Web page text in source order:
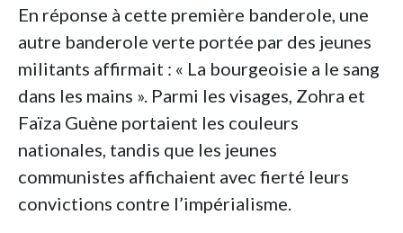
En réponse à cette première banderole, une
autre banderole verte portée par des jeunes
militants affirmait : « La bourgeoisie a le sang
dans les mains ». Parmi les visages, Zohra et
Faïza Guène portaient les couleurs
nationales, tandis que les jeunes
communistes affichaient avec fierté leurs
convictions contre l’impérialisme.